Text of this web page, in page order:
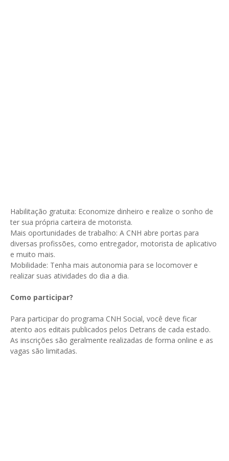
Habilitação gratuita: Economize dinheiro e realize o sonho de
ter sua própria carteira de motorista.
Mais oportunidades de trabalho: A CNH abre portas para
diversas profissões, como entregador, motorista de aplicativo
e muito mais.
Mobilidade: Tenha mais autonomia para se locomover e
realizar suas atividades do dia a dia.
Como participar?
Para participar do programa CNH Social, você deve ficar
atento aos editais publicados pelos Detrans de cada estado.
As inscrições são geralmente realizadas de forma online e as
vagas são limitadas.